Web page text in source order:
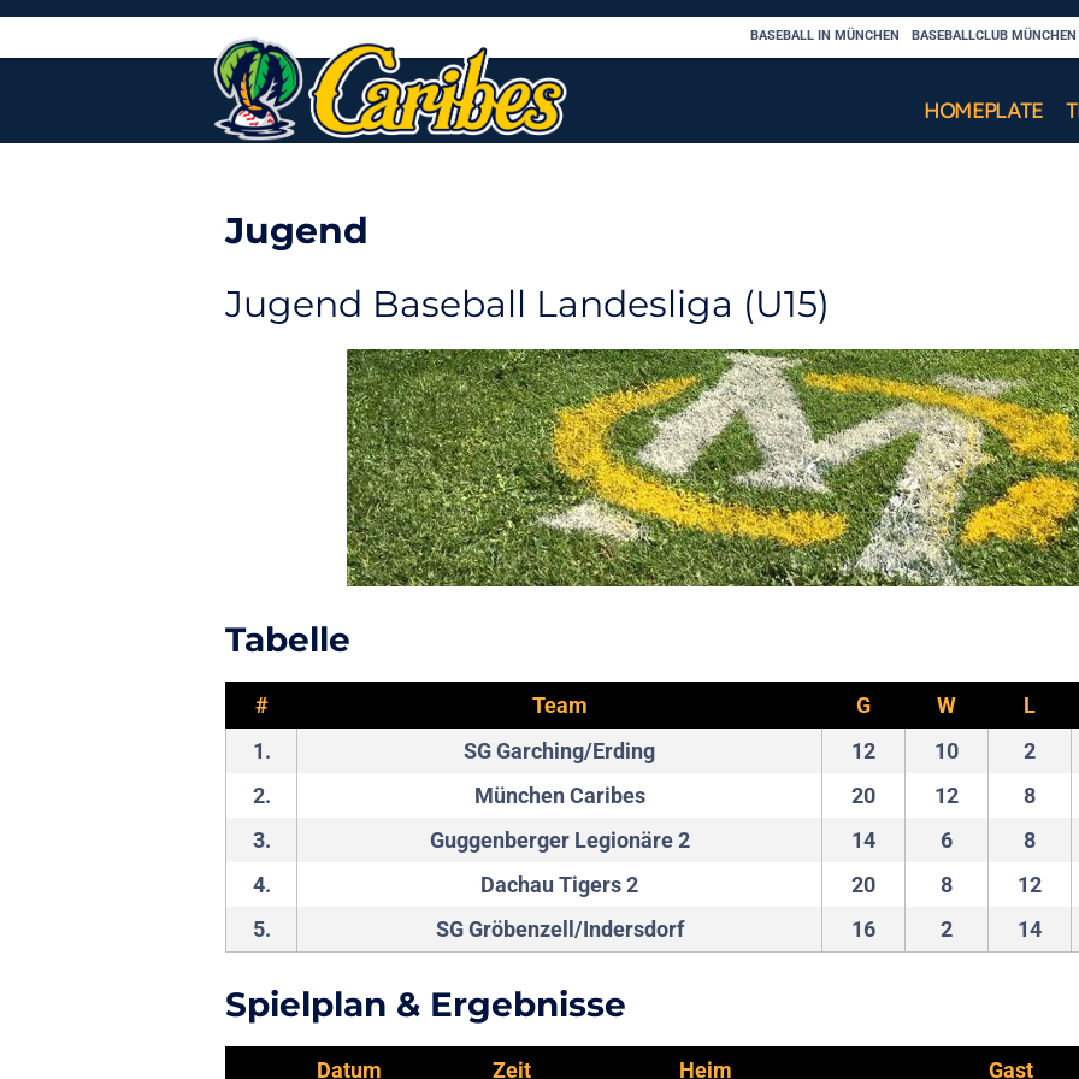
Skip
content
BASEBALL IN MÜNCHEN BASEBALLCLUB MÜNCHEN
HOMEPLATE
Jugend
Jugend Baseball Landesliga (U15)
Tabelle
# Team G W
L
1.
SG Garching/Erding 12 10
2
2.
München Caribes 20 12
8
3.
Guggenberger Legionäre 2 14 6
8
4.
Dachau Tigers 2 20 8
12
5.
SG Gröbenzell/Indersdorf 16 2 14
Spielplan & Ergebnisse
Datum Zeit Heim Gast